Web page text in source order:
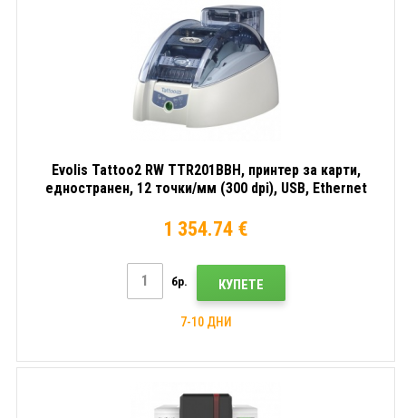
Evolis Tattoo2 RW TTR201BBH, принтер за карти,
едностранен, 12 точки/мм (300 dpi), USB, Ethernet
1 354.74 €
бр. КУПЕТЕ
7-10 ДНИ